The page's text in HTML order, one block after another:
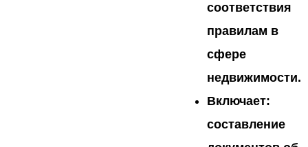
соответствия
правилам в
сфере
недвижимости.
Включает:
составление